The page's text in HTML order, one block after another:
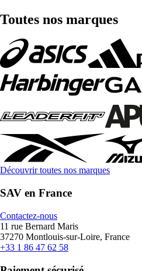
Toutes nos marques
Découvrir toutes nos marques
SAV en France
Contactez-nous
11 rue Bernard Maris
37270 Montlouis-sur-Loire, France
+33 1 86 47 62 58